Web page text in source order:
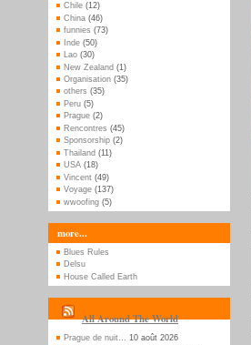
Chile (12)
China (46)
funnies (73)
Inde (50)
Lao (30)
New Zealand (1)
Organisation (35)
others (35)
Peru (5)
Prague (2)
Rencontres (45)
Sponsorship (2)
Thailand (11)
USA (18)
Vincent (49)
Voyage (137)
wwoofing (5)
more...
Blues Rules
Delsu
House Called Earth
All Around The World
Prague de nuit…
10 août 2026